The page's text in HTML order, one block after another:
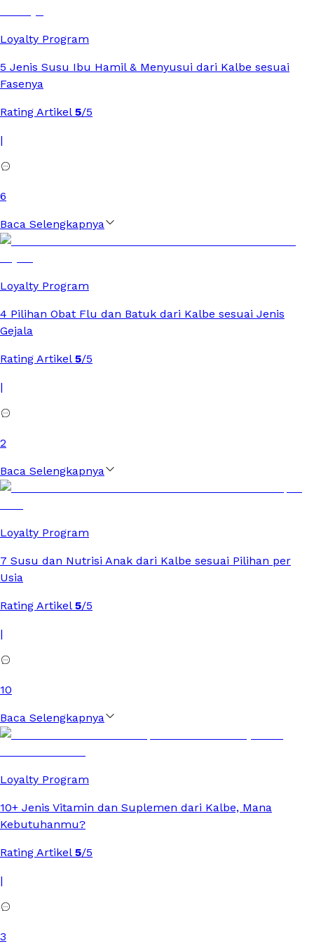
Loyalty Program
5 Jenis Susu Ibu Hamil & Menyusui dari Kalbe sesuai
Fasenya
Rating Artikel 5/5
|
6
Baca Selengkapnya
Loyalty Program
4 Pilihan Obat Flu dan Batuk dari Kalbe sesuai Jenis
Gejala
Rating Artikel 5/5
|
2
Baca Selengkapnya
Loyalty Program
7 Susu dan Nutrisi Anak dari Kalbe sesuai Pilihan per
Usia
Rating Artikel 5/5
|
10
Baca Selengkapnya
Loyalty Program
10+ Jenis Vitamin dan Suplemen dari Kalbe, Mana
Kebutuhanmu?
Rating Artikel 5/5
|
3